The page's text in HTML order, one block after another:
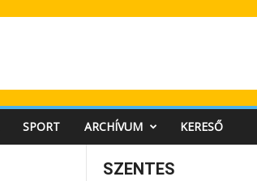
SPORT ARCHÍVUM KERESŐ
SZENTES